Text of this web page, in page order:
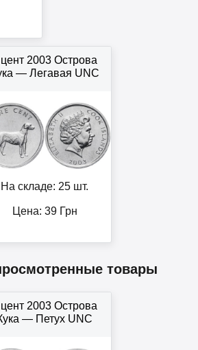
2003 Острова
— Легавая UNC
На складе: 25 шт.
Цена: 39Грн
товары
2003 Острова
— Петух UNC